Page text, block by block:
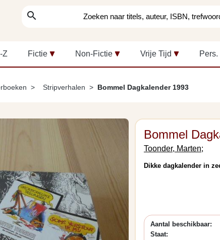
search
Z Fictie Non-Fictie Vrije Tijd
Stripverhalen Bommel Dagkalender 1993
Bommel
Toonder, Marten;
Dikke dagkalender in
Aantal beschikbaar:
Staat: